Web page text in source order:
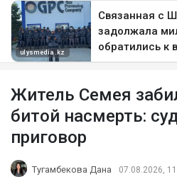
Житель Семея
битой насмерть:
приговор
Тугамбекова Дана 07.08.2026,